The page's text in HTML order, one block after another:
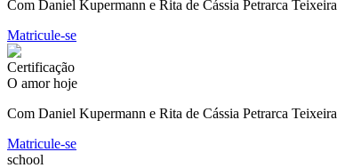
Com Daniel Kupermann e Rita de Cássia Petrarca Teixeira
Matricule-se
Certificação
O amor hoje
Com Daniel Kupermann e Rita de Cássia Petrarca Teixeira
Matricule-se
school